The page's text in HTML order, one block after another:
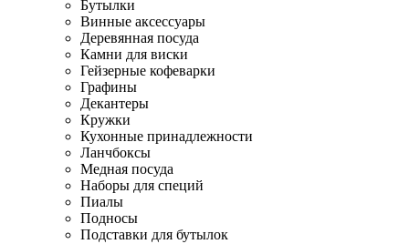
Бутылки
Винные аксессуары
Деревянная посуда
Камни для виски
Гейзерные кофеварки
Графины
Декантеры
Кружки
Кухонные принадлежности
Ланчбоксы
Медная посуда
Наборы для специй
Пиалы
Подносы
Подставки для бутылок